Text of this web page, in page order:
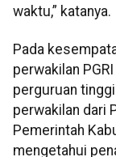
waktu,” katanya.
Pada
perwakilan
perguruan
perwakilan dari
Pemerintah
mengetahui